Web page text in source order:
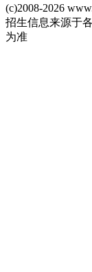
(c)2008-2026
招生信息来源于
为准